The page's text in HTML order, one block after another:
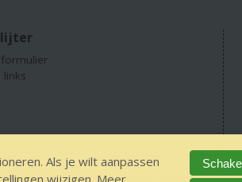
links
IDIN/ITSME sitemap Privacy Statement
Als je wilt aanpassen
wijzigen. Meer